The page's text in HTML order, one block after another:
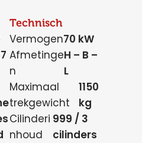
Technisch
Vermogen70 kW
Afmetinge
n
H – B –
L
Maximaal
trekgewicht
1150
kg
Cilinderi
nhoud
999 / 3
cilinders